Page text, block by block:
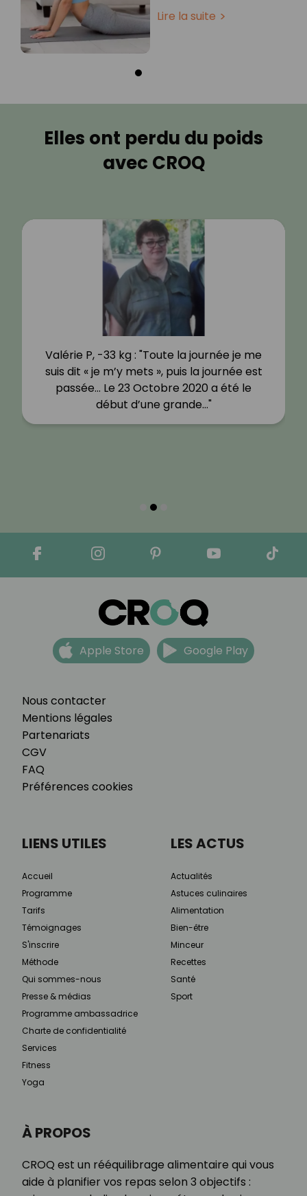
Lire la suite
Elles ont perdu du poids
avec CROQ
Valérie P, -33 kg : "Toute la journée je me
suis dit « je m’y mets », puis la journée est
passée… Le 23 Octobre 2020 a été le
début d’une grande…"
Nous contacter
Mentions légales
Partenariats
CGV
FAQ
Préférences cookies
Apple Store Google Play
À PROPOS
CROQ est un rééquilibrage alimentaire qui vous
aide à planifier vos repas selon 3 objectifs :
LIENS UTILES
Accueil
Programme
Tarifs
Témoignages
S'inscrire
Méthode
Qui sommes-nous
Presse & médias
Programme ambassadrice
Charte de confidentialité
Services
Fitness
Yoga
LES ACTUS
Actualités
Astuces culinaires
Alimentation
Bien-être
Minceur
Recettes
Santé
Sport